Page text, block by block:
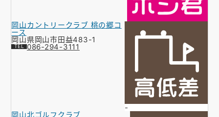
岡山カントリークラブ 桃の郷コ
ース
岡山県岡山市田益483-1
086-294-3111
-
岡山北ゴルフクラブ